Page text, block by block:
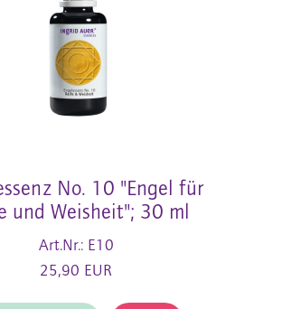
No. 10 "Engel für
und Weisheit"; 30 ml
Art.Nr.: E10
25,90 EUR